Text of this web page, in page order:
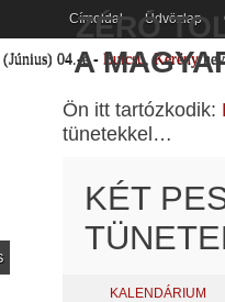
Címoldal Üdvözlap
(Június) 04.-e - Bulcsú,Kerény
ZÉRÓ
A
Ön itt tartózkodik:
tünetekkel…
KÉT
KALENDÁRIUM